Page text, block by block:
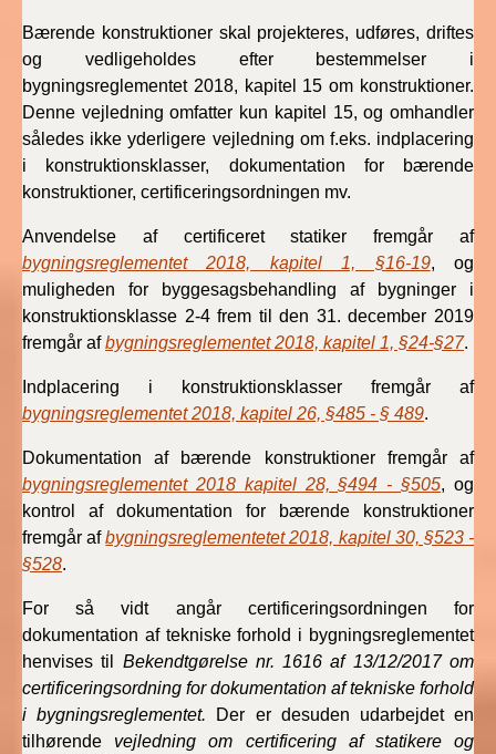
BR18 (1/1 - 30/6
2022)
BR18 (29/6 - 31/12
2021)
2021)
BR18 (1/7-31/12
2020)
BR18 (10/3-30/6
2020)
BR18 (1/1-9/3 2020)
BR18 (4/7-31/12
2019)
BR18 (1/7-31/12
2018)
BR18 (1/1-30/6
2018)
Bærende konstruktioner skal projekteres, udføres, driftes
og vedligeholdes efter bestemmelser i
bygningsreglementet 2018, kapitel 15 om konstruktioner.
Denne vejledning omfatter kun kapitel 15, og omhandler
således ikke yderligere vejledning om f.eks. indplacering
i konstruktionsklasser, dokumentation for bærende
konstruktioner, certificeringsordningen mv.
Anvendelse af certificeret statiker fremgår af
bygningsreglementet 2018, kapitel 1, §16-19, og
muligheden for byggesagsbehandling af bygninger i
konstruktionsklasse 2-4 frem til den 31. december 2019
fremgår afbygningsreglementet 2018, kapitel 1, §24-§27.
Indplacering i konstruktionsklasser fremgår af
bygningsreglementet 2018, kapitel 26, §485 - § 489.
Dokumentation af bærende konstruktioner fremgår af
bygningsreglementet 2018 kapitel 28, §494 - §505, og
kontrol af dokumentation for bærende konstruktioner
fremgår afbygningsreglementetet 2018, kapitel 30, §523 -
§528.
For så vidt angår certificeringsordningen for
dokumentation af tekniske forhold i bygningsreglementet
henvises til Bekendtgørelse nr. 1616 af 13/12/2017 om
certificeringsordning for dokumentation af tekniske forhold
i bygningsreglementet. Der er desuden udarbejdet en
tilhørende vejledning om certificering af statikere og